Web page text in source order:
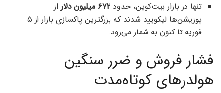
تنها در بازار بیت‌کوین، حدود ۶۷۲ میلیون دلار
از
پوزیشن‌ها لیکویید شدند که بزرگترین پاکسازی بازار از ۵
فوریه تا کنون به شمار می‌رود.
فشار فروش و ضرر سنگین
هولدرهای کوتاه‌مدت